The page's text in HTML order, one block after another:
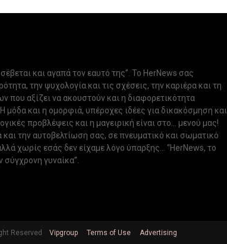
και αγαπά τον εαυτό της”. Το HerNews σας
την ψυχολογία και τις σχέσεις, την καριέρα και τη
που αξίζει να ακουστούν και η διαφορετικότητα
και η ομορφιά, υπέροχες ιδέες για δικακόσμηση και
προβλέψεις και η μαγειρική είναι στο... μενού μας!
και την αυτοβελτίωση σας, σε πνευματικό και σωματικό
χωρίς εσάς δεν είχαμε λόγο ύπαρξης... “HerNews, το
σύγχρονη γυναίκα”.
Reserved Vipgroup Terms of Use Advertising